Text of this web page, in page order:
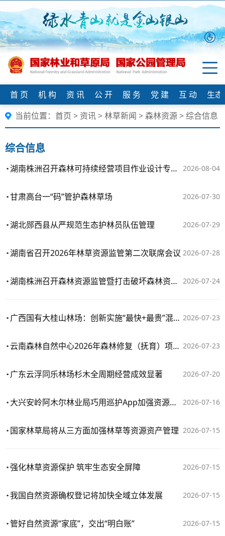
首 页 机 构 资 讯 公 开 服 务 党 建 互 动
生
当前位置： 首页 > 资讯>林草新闻 >森林资源>综合信息
综合信息
2026-08-04
湖南株洲召开森林可持续经营项目作业设计专家评审会
2026-07-30
甘肃高台一“码”管护森林草场
2026-07-29
湖北郧西县从严规范生态护林员队伍管理
2026-07-28
湖南省召开2026年林草资源监管第二次联席会议
2026-07-24
湖南株洲召开森林资源监管暨打击破坏森林资源违法行为专项行动推进会
2026-07-23
广西国有大桂山林场：创新实施“最快+最贵”混交模式 全面提升林地综合效益
2026-07-23
云南森林自然中心2026年森林修复（抚育）项目作业设计评审通过
2026-07-20
广东云浮同乐林场杉木全周期经营成效显著
2026-07-16
大兴安岭阿木尔林业局巧用巡护App加强资源管护
2026-07-15
国家林草局将从三方面加强林草等资源资产管理
2026-07-15
强化林草资源保护 筑牢生态安全屏障
2026-07-15
我国自然资源确权登记将加快全域立体发展
2026-07-15
管好自然资源“家底”，交出“明白账”